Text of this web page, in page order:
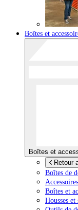
Boîtes et
Boîtes et
Retour
Boîtes de
Boîtes et
Housses et